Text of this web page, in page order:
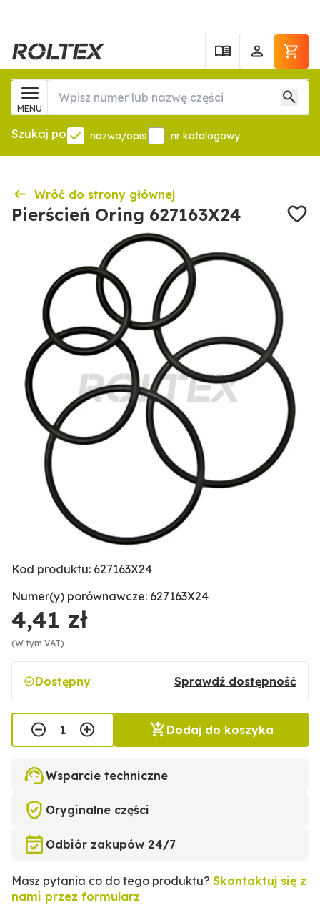
MENU
Szukaj po nazwa/opis nr katalogowy
Wróć do strony głównej
Pierścień Oring 627163X24
Kod produktu: 627163X24
Numer(y) porównawcze: 627163X24
4,41 zł
(W tym VAT)
Dostępny Sprawdź dostępność
Dodaj do koszyka
Wsparcie techniczne
Oryginalne części
Odbiór zakupów 24/7
Masz pytania co do tego produktu? Skontaktuj się z
nami przez formularz